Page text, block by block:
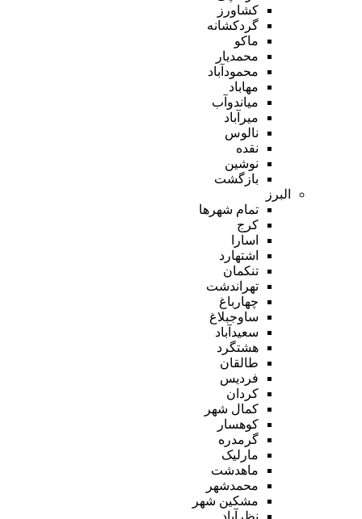
کشاورز
گردکشانه
ماکو
محمدیار
محمودآباد
مهاباد
میاندوآب
میرآباد
نالوس
نقده
نوشین
بازگشت
البرز
تمام شهر‌ها
کرج
اسارا
اشتهارد
تنکمان
تهراندشت
چهارباغ
ساوجبلاغ
سعیدآباد
هشتگرد
طالقان
فردیس
کردان
کمال شهر
کوهسار
گرمدره
مارلیک
ماهدشت
محمدشهر
مشکین شهر
نظرآباد